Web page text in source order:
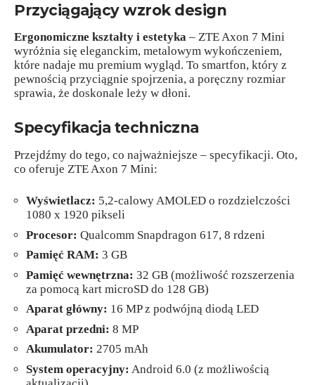
Przyciągający wzrok design
Ergonomiczne kształty i estetyka – ZTE Axon 7 Mini
wyróżnia się eleganckim, metalowym wykończeniem,
które nadaje mu premium wygląd. To smartfon, który z
pewnością przyciągnie spojrzenia, a poręczny rozmiar
sprawia, że doskonale leży w dłoni.
Specyfikacja techniczna
Przejdźmy do tego, co najważniejsze – specyfikacji. Oto,
co oferuje ZTE Axon 7 Mini:
Wyświetlacz: 5,2-calowy AMOLED o rozdzielczości
1080 x 1920 pikseli
Procesor: Qualcomm Snapdragon 617, 8 rdzeni
Pamięć RAM: 3 GB
Pamięć wewnętrzna: 32 GB (możliwość rozszerzenia
za pomocą kart microSD do 128 GB)
Aparat główny: 16 MP z podwójną diodą LED
Aparat przedni: 8 MP
Akumulator: 2705 mAh
System operacyjny: Android 6.0 (z możliwością